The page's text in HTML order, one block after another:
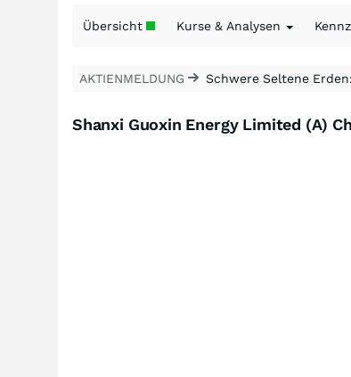
Übersicht Kurse & Analysen
AKTIENMELDUNG Schwere Seltene
Shanxi Guoxin Energy Limited (A)